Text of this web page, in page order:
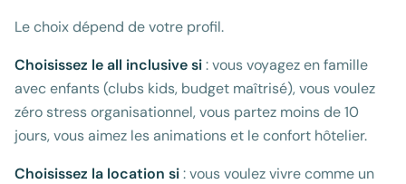
Le choix dépend de votre profil.
Choisissez le all inclusive si: vous voyagez en famille
avec enfants (clubs kids, budget maîtrisé), vous voulez
zéro stress organisationnel, vous partez moins de 10
jours, vous aimez les animations et le confort hôtelier.
Choisissez la location si: vous voulez vivre comme un